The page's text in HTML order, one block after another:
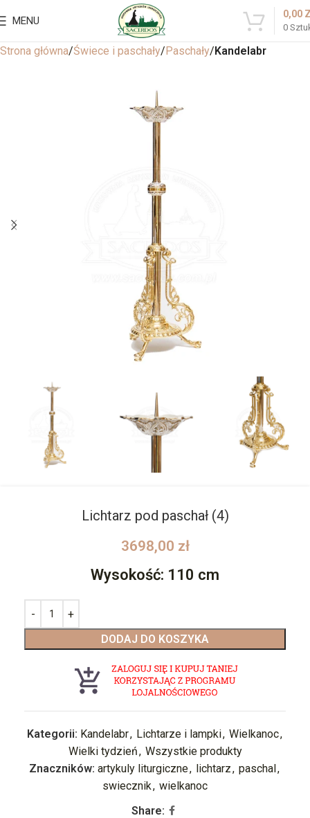
MENU
0
0,00
Strona główna Świece i paschały Paschały Kandelabr
Lichtarz pod paschał (4)
3698,00 zł
Wysokość: 110 cm
DODAJ DO KOSZYKA
Kategorii: Kandelabr, Lichtarze i lampki, Wielkanoc,
Wielki tydzień, Wszystkie produkty
Znaczników: artykuly liturgiczne, lichtarz, paschal,
swiecznik, wielkanoc
Share: